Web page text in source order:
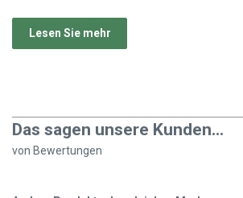
Lesen Sie mehr
Das sagen unsere Kunden...
von Bewertungen